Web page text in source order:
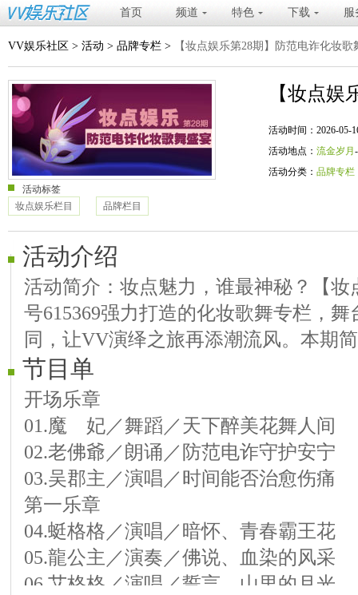
首页 频道 特色 下载 服
VV娱乐社区 > 活动 > 品牌专栏 > 【妆点娱乐第28期】防范电诈化妆歌
【妆点
活动时间：2026-05-
活动地点： 流金岁月
活动分类： 品牌专栏
活动标签
妆点娱乐栏目
品牌栏目
活动介绍
活动简介：妆点魅力，谁最神秘？【
号615369强力打造的化妆歌舞专栏，
同，让VV演绎之旅再添潮流风。本期
节目单
开场乐章
01.魔 妃／舞蹈／天下醉美花舞人间
02.老佛爺／朗诵／防范电诈守护安宁
03.吴郡主／演唱／时间能否治愈伤痛
第一乐章
04.蜓格格／演唱／暗怀、青春霸王花
05.龍公主／演奏／佛说、血染的风采
06.艾格格／演唱／誓言、山里的月光